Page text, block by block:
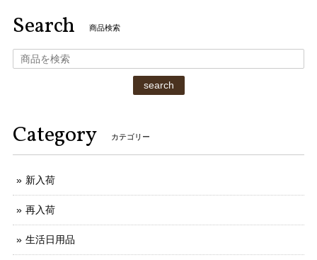
Search 商品検索
search
Category カテゴリー
新入荷
再入荷
生活日用品